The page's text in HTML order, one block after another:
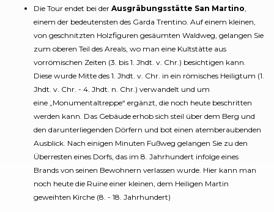
Die Tour endet bei der Ausgräbungsstätte San Martino
einem der bedeutensten des Garda Trentino. Auf einem kleinen,
von geschnitzten Holzfiguren gesäumten Waldweg, gelangen Sie
zum oberen Teil des Areals, wo man eine Kultstätte aus
vorrömischen Zeiten (3. bis 1. Jhdt. v. Chr.) besichtigen kann.
Diese wurde Mitte des 1. Jhdt. v. Chr. in ein römisches Heiligtum (1.
Jhdt. v. Chr. - 4. Jhdt. n. Chr.) verwandelt und um
eine „Monumentaltreppe“ ergänzt, die noch heute beschritten
werden kann. Das Gebäude erhob sich steil über dem Berg und
den darunterliegenden Dörfern und bot einen atemberaubenden
Ausblick. Nach einigen Minuten Fußweg gelangen Sie zu den
Überresten eines Dorfs, das im 8. Jahrhundert infolge eines
Brands von seinen Bewohnern verlassen wurde. Hier kann man
noch heute die Ruine einer kleinen, dem Heiligen Martin
geweihten Kirche (8. - 18. Jahrhundert)